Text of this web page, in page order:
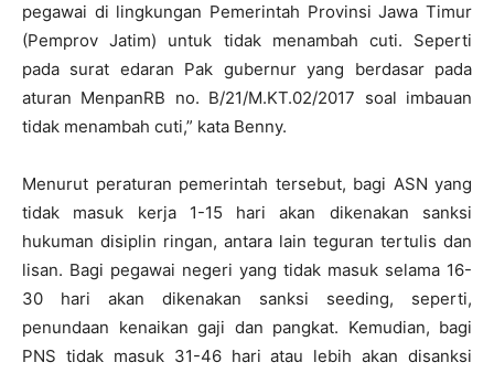
pegawai di lingkungan Pemerintah Provinsi Jawa Timur
(Pemprov Jatim) untuk tidak menambah cuti. Seperti
pada surat edaran Pak gubernur yang berdasar pada
aturan MenpanRB no. B/21/M.KT.02/2017 soal imbauan
tidak menambah cuti,” kata Benny.
Menurut peraturan pemerintah tersebut, bagi ASN yang
tidak masuk kerja 1-15 hari akan dikenakan sanksi
hukuman disiplin ringan, antara lain teguran tertulis dan
lisan. Bagi pegawai negeri yang tidak masuk selama 16-
30 hari akan dikenakan sanksi seeding, seperti,
penundaan kenaikan gaji dan pangkat. Kemudian, bagi
PNS tidak masuk 31-46 hari atau lebih akan disanksi